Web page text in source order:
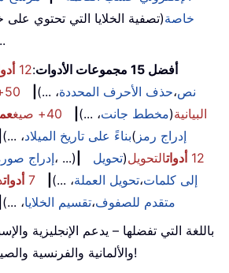
خاصة(تصفية الخلايا التي تحتوي
أفضل 15 مجموعات الأدوات
:
12
نص،حذف الأحرف المحددة، ...) 50+
البيانية(مخطط جانت، ...) 40+ صيغ
بناءً على تاريخ الميلاد، ...) ( إدراج رمز
إدراج، ...) 12 أدواتالتحويل(تحويل
إلى كلمات،تحويل العملة، ...) 7 أدوات
متقدم للصفوف،تقسيم الخلايا، ...)
والألمانية والفرنسية والصينية و40+ لغات أخرى!